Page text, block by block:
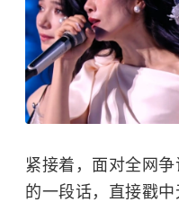
紧接着，面对全网
的一段话，直接戳中